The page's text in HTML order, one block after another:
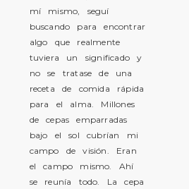
mí mismo, seguí
buscando para encontrar
algo que realmente
tuviera un significado y
no se tratase de una
receta de comida rápida
para el alma. Millones
de cepas emparradas
bajo el sol cubrían mi
campo de visión. Eran
el campo mismo. Ahí
se reunía todo. La cepa